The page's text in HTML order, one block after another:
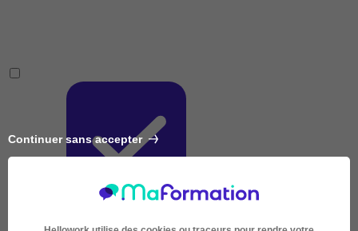
Très courte
Continuer sans accepter